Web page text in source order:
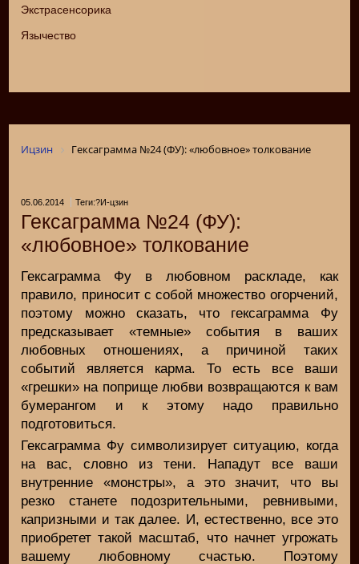
Экстрасенсорика
Язычество
Ицзин Гексаграмма №24 (ФУ): «любовное» толкование
05.06.2014 Теги:?И-цзин
Гексаграмма №24 (ФУ):
«любовное» толкование
Гексаграмма Фу в любовном раскладе, как
правило, приносит с собой множество огорчений,
поэтому можно сказать, что гексаграмма Фу
предсказывает «темные» события в ваших
любовных отношениях, а причиной таких
событий является карма. То есть все ваши
«грешки» на поприще любви возвращаются к вам
бумерангом и к этому надо правильно
подготовиться.
Гексаграмма Фу символизирует ситуацию, когда
на вас, словно из тени. Нападут все ваши
внутренние «монстры», а это значит, что вы
резко станете подозрительными, ревнивыми,
капризными и так далее. И, естественно, все это
приобретет такой масштаб, что начнет угрожать
вашему любовному счастью. Поэтому